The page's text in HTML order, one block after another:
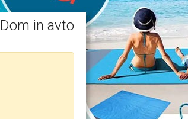
Dom in avto